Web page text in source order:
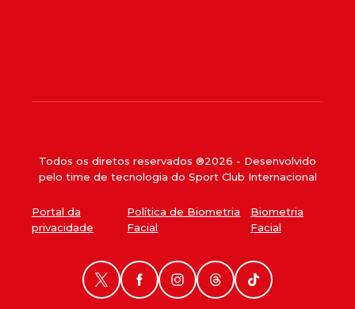
Todos os diretos reservados ®2026 - Desenvolvido
pelo time de tecnologia do Sport Club Internacional
Portal da
privacidade
Política de Biometria
Facial
Biometria
Facial